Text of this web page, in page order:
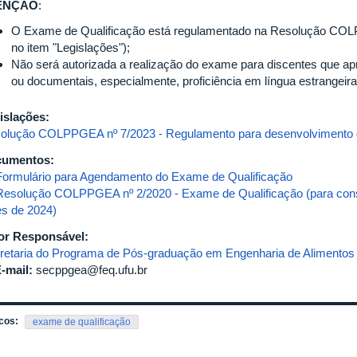
:
O Exame de Qualificação está regulamentado na Resolução
no item "Legislações");
Não será autorizada a realização do exame para discentes que
ou documentais, especialmente, proficiência em língua
COLPPGEA nº 7/2023 - Regulamento para
para Agendamento do Exame de Qualificação
COLPPGEA nº 2/2020 - Exame de Qualificação (para
de 2024)
Responsável:
do Programa de Pós-graduação em Engenharia de Alimentos
mail: secppgea@feq.ufu.br
exame de qualificação